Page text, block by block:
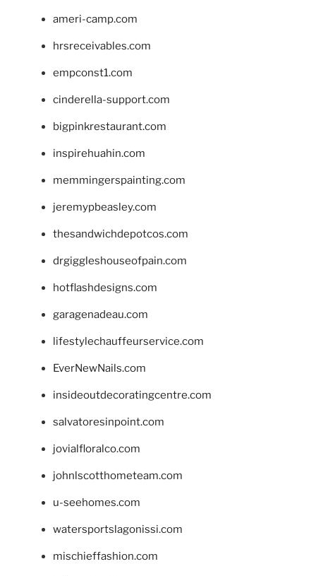
ameri-camp.com
hrsreceivables.com
empconst1.com
cinderella-support.com
bigpinkrestaurant.com
inspirehuahin.com
memmingerspainting.com
jeremypbeasley.com
thesandwichdepotcos.com
drgiggleshouseofpain.com
hotflashdesigns.com
garagenadeau.com
lifestylechauffeurservice.com
EverNewNails.com
insideoutdecoratingcentre.com
salvatoresinpoint.com
jovialfloralco.com
johnlscotthometeam.com
u-seehomes.com
watersportslagonissi.com
mischieffashion.com